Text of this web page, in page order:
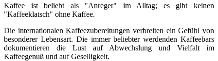
Kaffee ist beliebt als "Anreger" im Alltag; es gibt keinen
"Kaffeeklatsch" ohne Kaffee.
Die internationalen Kaffeezubereitungen verbreiten ein Gefühl von
besonderer Lebensart. Die immer beliebter werdenden Kaffeebars
dokumentieren die Lust auf Abwechslung und Vielfalt im
Kaffeegenuß und auf Geselligkeit.